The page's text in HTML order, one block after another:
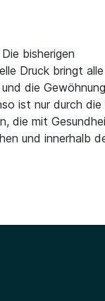
bisherigen
Druck bringt alle
die
ist nur durch
die mit
und innerhalb